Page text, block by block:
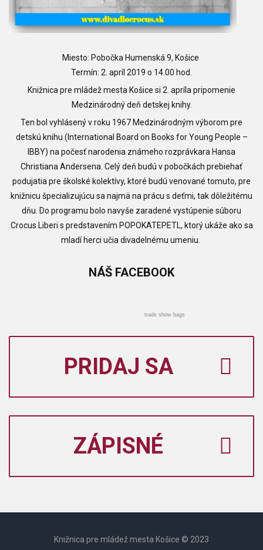
Miesto: Pobočka Humenská 9, Košice
Termín: 2. apríl 2019 o 14.00 hod.
Knižnica pre mládež mesta Košice si 2. apríla pripomenie
Medzinárodný deň detskej knihy.
Ten bol vyhlásený v roku 1967 Medzinárodným výborom pre
detskú knihu (International Board on Books for Young People –
IBBY) na počesť narodenia známeho rozprávkara Hansa
Christiana Andersena. Celý deň budú v pobočkách prebiehať
podujatia pre školské kolektívy, ktoré budú venované tomuto, pre
knižnicu špecializujúcu sa najmä na prácu s deťmi, tak dôležitému
dňu. Do programu bolo navyše zaradené vystúpenie súboru
Crocus Liberi s predstavením POPOKATEPETL, ktorý ukáže ako sa
mladí herci učia divadelnému umeniu.
NÁŠ FACEBOOK
trade show bags
PRIDAJ SA
ZÁPISNÉ
Knižnica pre mládež mesta Košice © 2023